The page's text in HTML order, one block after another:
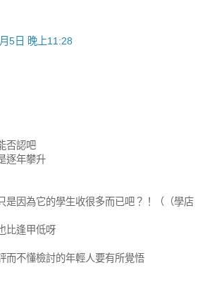
5日 晚上11:28
否認吧
逐年攀升
是因為它的學生收很多而已吧？！（（學店
比逢甲低呀
而不懂檢討的年輕人要有所覺悟